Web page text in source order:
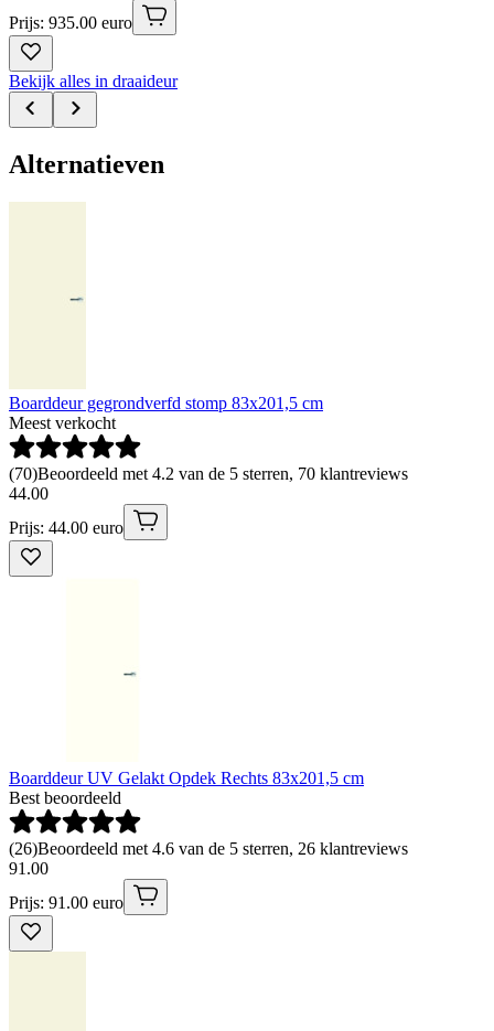
Prijs: 935.00 euro
Bekijk alles in draaideur
Alternatieven
Boarddeur gegrondverfd stomp 83x201,5 cm
Meest verkocht
(70)Beoordeeld met 4.2 van de 5 sterren, 70 klantreviews
44.00
Prijs: 44.00 euro
Boarddeur UV Gelakt Opdek Rechts 83x201,5 cm
Best beoordeeld
(26)Beoordeeld met 4.6 van de 5 sterren, 26 klantreviews
91 .00
Prijs: 91.00 euro